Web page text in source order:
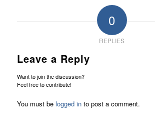
0
REPLIES
Leave a Reply
Want to join the discussion?
Feel free to contribute!
You must be logged into post a comment.